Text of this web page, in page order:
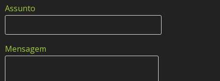
Assunto
Mensagem